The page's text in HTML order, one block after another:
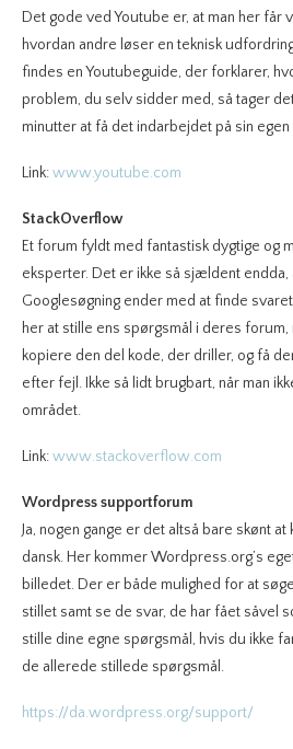
Det gode ved Youtube er, at man her får
hvordan andre løser en teknisk
findes en Youtubeguide, der forklarer,
problem, du selv sidder med, så tager
minutter at få det indarbejdet på sin egen
Link:www.youtube.com
StackOverflow
Et forum fyldt med fantastisk dygtige og
eksperter. Det er ikke så sjældent endda,
Googlesøgning ender med at finde
her at stille ens spørgsmål i deres forum,
kopiere den del kode, der driller, og få
efter fejl. Ikke så lidt brugbart, når man
området.
Link:www.stackoverflow.com
Wordpress supportforum
Ja, nogen gange er det altså bare skønt
dansk. Her kommer Wordpress.org’s
billedet. Der er både mulighed for at
stillet samt se de svar, de har fået såvel
stille dine egne spørgsmål, hvis du ikke
de allerede stillede spørgsmål.
https://da.wordpress.org/support/